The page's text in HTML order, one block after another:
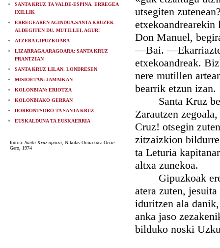
SANTA KRUZ TA VALDE-ESPINA. ERREGEA
IXILLIK
ERREGEAREN AGINDUA.SANTA KRUZEK
ALDEGITEN DU. MUTILLEI, AGUR!
ATZERA GIPUZKOARA
LIZARRAGA ARAGOARA: SANTA KRUZ
PRANTZIAN
SANTA KRUZ LILAN, LONDRESEN
MISIOETAN: JAMAIKAN
KOLONBIAN: ERIOTZA
KOLONBIAKO GERRAN
DORRONTSORO TA SANTA KRUZ
EUSKALDUNA TA EUSKAERRIA
Iturria: Santa Kruz apaiza , Nikolas Ormaetxea Orixe.
Gero, 1974
utsegiten
Don Manuel,
—Bai.
etxekoandreak.
nere mutillen
bearrik etzun izan.
Santa Kruz begi
Zarautzen
Cruz! otsegin
zitzaizkion
ta Leturia
altxa zunekoa.
Gipuzkoak ere
atera zuten,
iduritzen ala
anka jaso
bilduko noski